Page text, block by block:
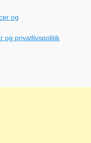
og privatlivspolitik